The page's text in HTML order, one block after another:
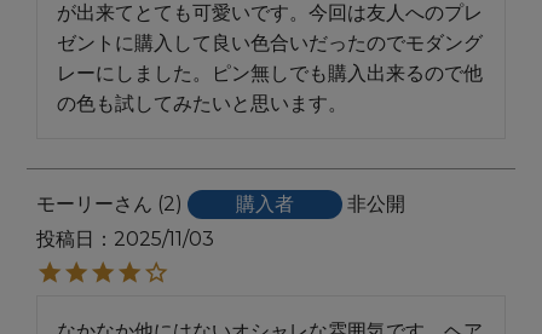
が出来てとても可愛いです。今回は友人へのプレ
ゼントに購入して良い色合いだったのでモダング
レーにしました。ピン無しでも購入出来るので他
の色も試してみたいと思います。
モーリー 2 購入者
非公開
投稿日
2025/11/03